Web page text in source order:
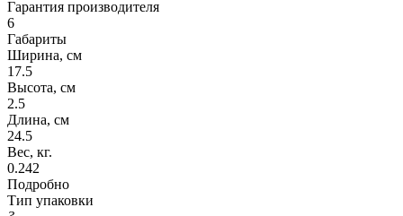
Гарантия производителя
6
Габариты
Ширина, см
17.5
Высота, см
2.5
Длина, см
24.5
Вес, кг.
0.242
Подробно
Тип упаковки